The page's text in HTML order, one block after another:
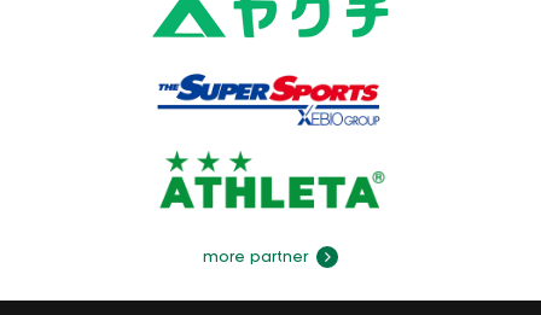
more partner